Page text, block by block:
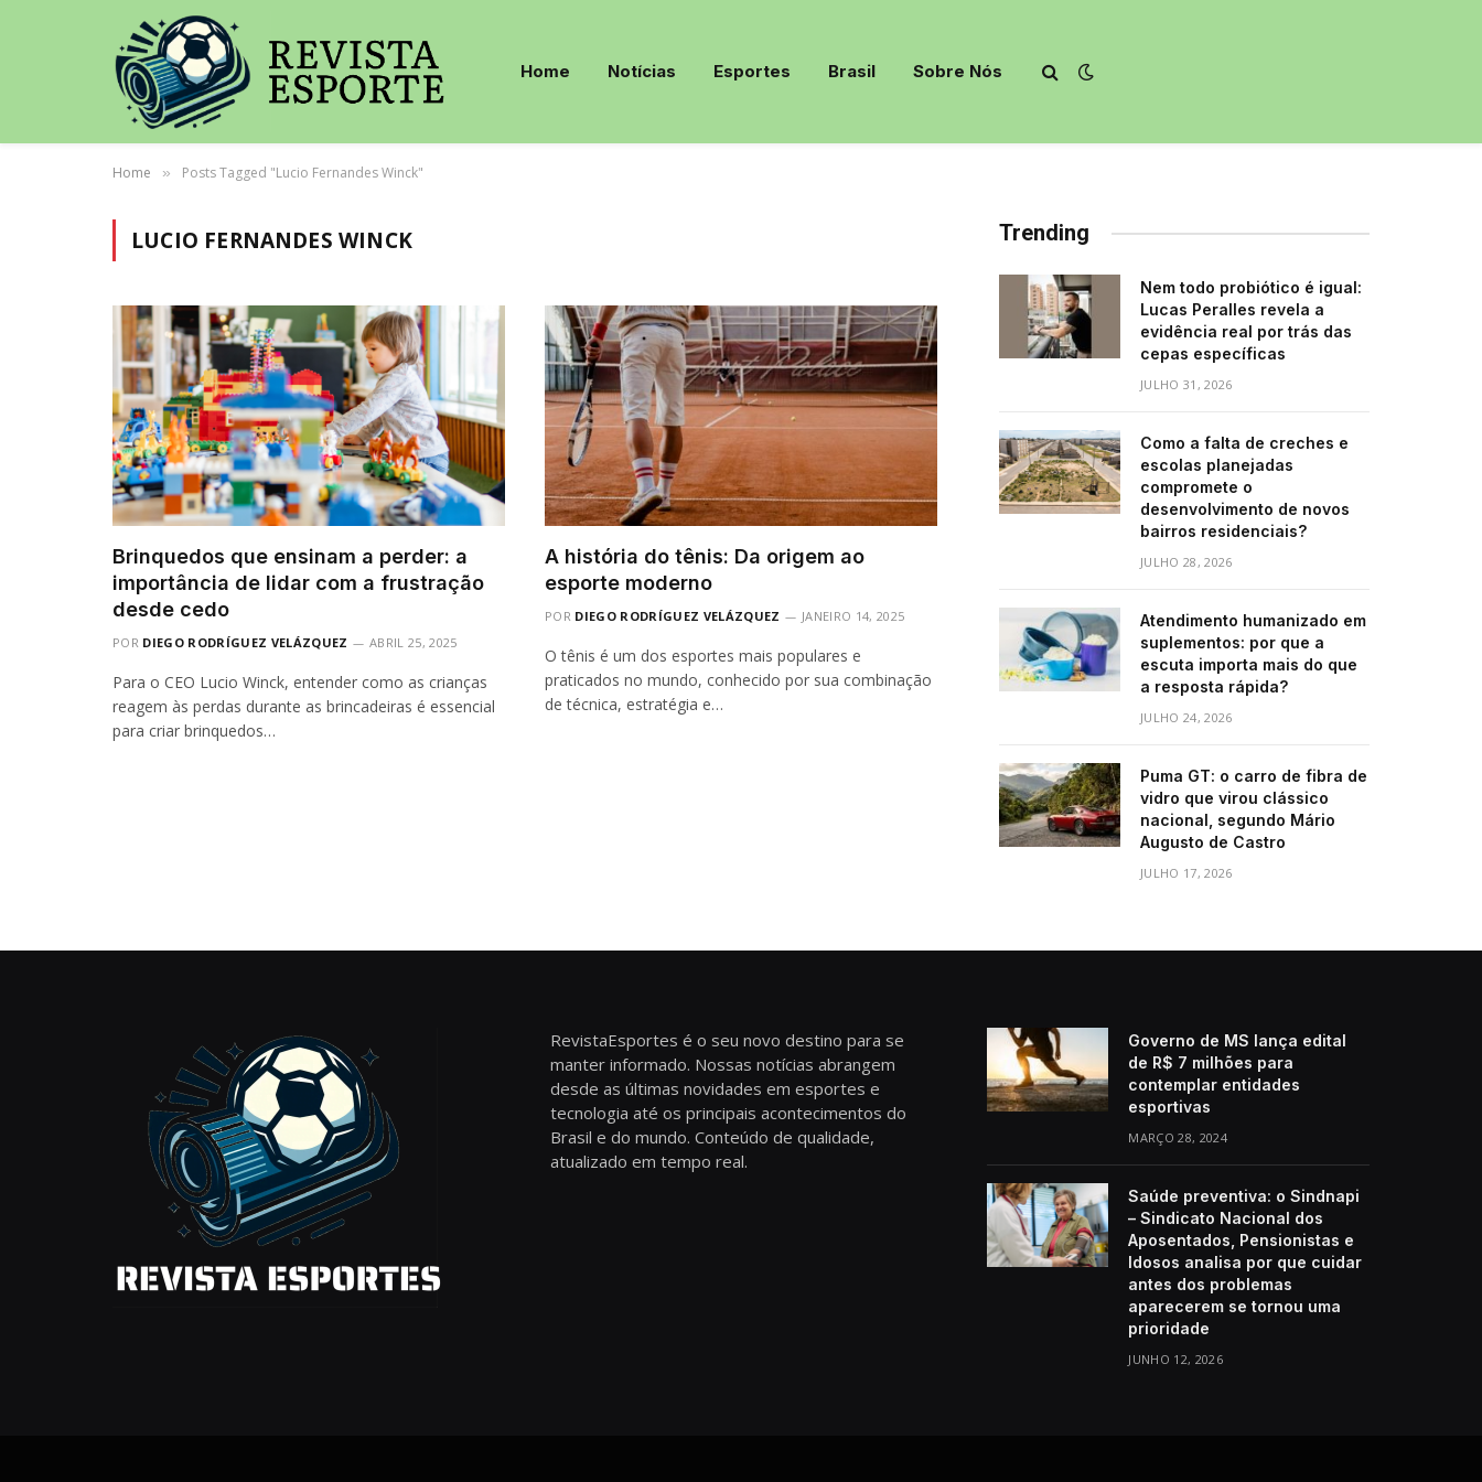
Home Notícias Esportes Brasil Sobre Nós
Home » Posts Tagged "Lucio Fernandes Winck"
LUCIO FERNANDES WINCK
Brinquedos que ensinam a perder: a
importância de lidar com a frustração
desde cedo
POR DIEGO RODRÍGUEZ VELÁZQUEZ ABRIL 25, 2025
Para o CEO Lucio Winck, entender como as crianças
reagem às perdas durante as brincadeiras é essencial
para criar brinquedos…
A história do tênis: Da origem ao
esporte moderno
POR DIEGO RODRÍGUEZ VELÁZQUEZ JANEIRO 14, 2025
O tênis é um dos esportes mais populares e
praticados no mundo, conhecido por sua combinação
de técnica, estratégia e…
Trending
Nem todo probiótico é igual:
Lucas Peralles revela a
evidência real por trás das
cepas específicas
JULHO 31, 2026
Como a falta de creches e
escolas planejadas
compromete o
desenvolvimento de novos
bairros residenciais?
JULHO 28, 2026
Atendimento humanizado em
suplementos: por que a
escuta importa mais do que
a resposta rápida?
JULHO 24, 2026
Puma GT: o carro de fibra de
vidro que virou clássico
nacional, segundo Mário
Augusto de Castro
JULHO 17, 2026
RevistaEsportes é o seu novo destino para se
manter informado. Nossas notícias abrangem
desde as últimas novidades em esportes e
tecnologia até os principais acontecimentos do
Brasil e do mundo. Conteúdo de qualidade,
atualizado em tempo real.
Governo de MS lança edital
de R$ 7 milhões para
contemplar entidades
esportivas
MARÇO 28, 2024
Saúde preventiva: o Sindnapi
– Sindicato Nacional dos
Aposentados, Pensionistas e
Idosos analisa por que cuidar
antes dos problemas
aparecerem se tornou uma
prioridade
JUNHO 12, 2026